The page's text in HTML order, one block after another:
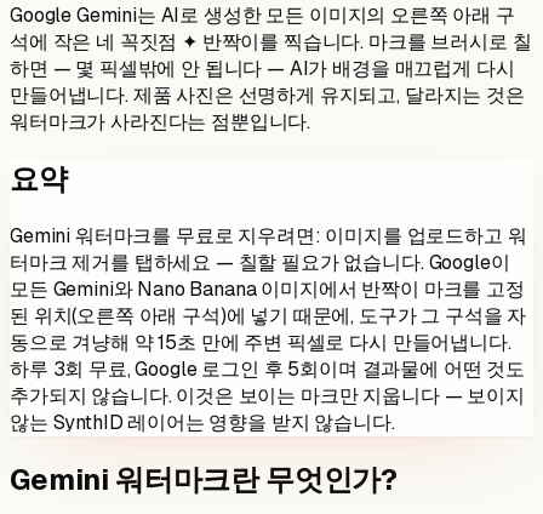
Google Gemini는 AI로 생성한 모든 이미지의 오른쪽 아래 구
석에 작은 네 꼭짓점 ✦ 반짝이를 찍습니다. 마크를 브러시로 칠
하면 — 몇 픽셀밖에 안 됩니다 — AI가 배경을 매끄럽게 다시
만들어냅니다. 제품 사진은 선명하게 유지되고, 달라지는 것은
워터마크가 사라진다는 점뿐입니다.
요약
Gemini 워터마크를 무료로 지우려면: 이미지를 업로드하고 워
터마크 제거를 탭하세요 — 칠할 필요가 없습니다. Google이
모든 Gemini와 Nano Banana 이미지에서 반짝이 마크를 고정
된 위치(오른쪽 아래 구석)에 넣기 때문에, 도구가 그 구석을 자
동으로 겨냥해 약 15초 만에 주변 픽셀로 다시 만들어냅니다.
하루 3회 무료, Google 로그인 후 5회이며 결과물에 어떤 것도
추가되지 않습니다. 이것은 보이는 마크만 지웁니다 — 보이지
않는 SynthID 레이어는 영향을 받지 않습니다.
Gemini 워터마크란 무엇인가?